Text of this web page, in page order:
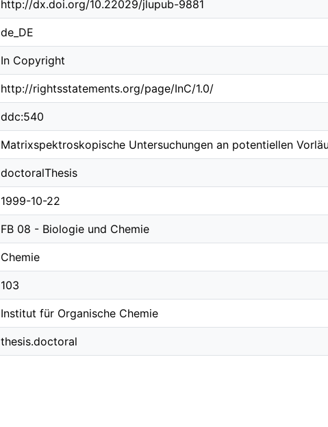
http://dx.doi.org/10.22029/jlupub-9881
de_DE
In Copyright
http://rightsstatements.org/page/InC/1.0/
ddc:540
Matrixspektroskopische Untersuchungen an potentiellen
doctoralThesis
1999-10-22
FB 08 - Biologie und Chemie
Chemie
103
Institut für Organische Chemie
thesis.doctoral